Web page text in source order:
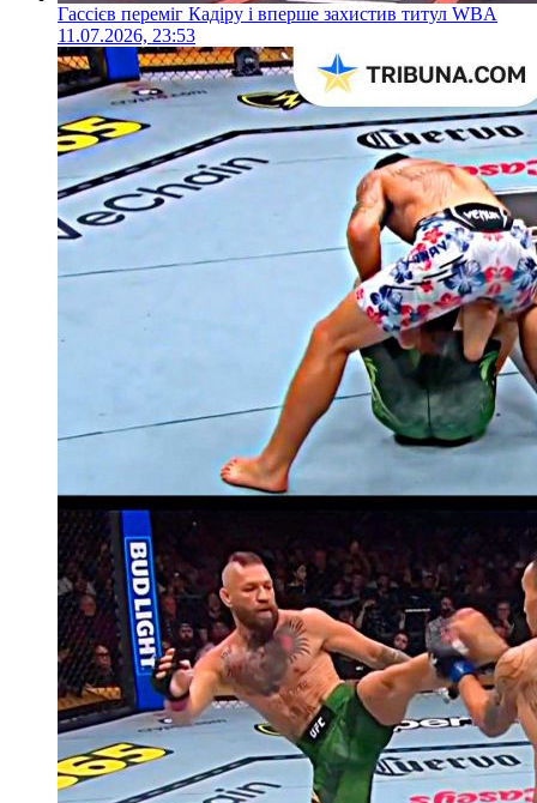
Гассієв переміг Кадіру і вперше захистив титул WBA
11.07.2026, 23:53